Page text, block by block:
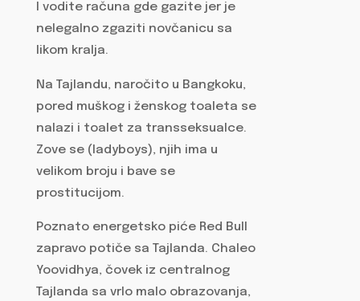
I vodite računa gde gazite jer je
nelegalno zgaziti novčanicu sa
likom kralja.
Na Tajlandu, naročito u Bangkoku,
pored muškog i ženskog toaleta se
nalazi i toalet za transseksualce.
Zove se (ladyboys), njih ima u
velikom broju i bave se
prostitucijom.
Poznato energetsko piće Red Bull
zapravo potiče sa Tajlanda. Chaleo
Yoovidhya, čovek iz centralnog
Tajlanda sa vrlo malo obrazovanja,